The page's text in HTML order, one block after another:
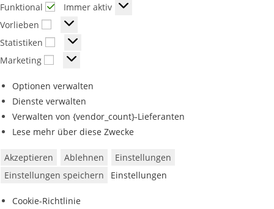
Funktional
Immer aktiv
Vorlieben
Statistiken
Marketing
Optionen verwalten
Dienste verwalten
Verwalten von {vendor_count}-Lieferanten
Lese mehr über diese Zwecke
Akzeptieren Ablehnen
Einstellungen
Einstellungen speichern
Einstellungen
Cookie-Richtlinie